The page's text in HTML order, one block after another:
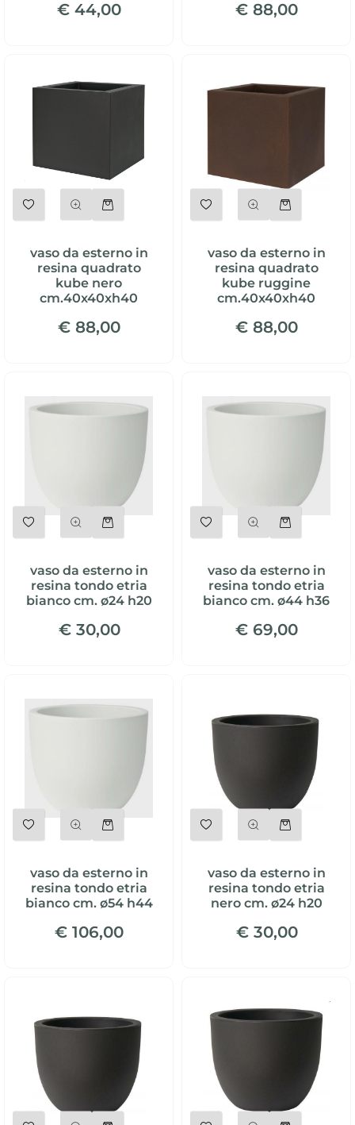
€ 44,00 € 88,00
vaso da esterno in
resina quadrato
kube nero
cm.40x40xh40
€ 88,00
vaso da esterno in
resina quadrato
kube ruggine
cm.40x40xh40
€ 88,00
vaso da esterno in
resina tondo etria
bianco cm. ø24 h20
€ 30,00
vaso da esterno in
resina tondo etria
bianco cm. ø44 h36
€ 69,00
vaso da esterno in
resina tondo etria
bianco cm. ø54 h44
€ 106,00
vaso da esterno in
resina tondo etria
nero cm. ø24 h20
€ 30,00